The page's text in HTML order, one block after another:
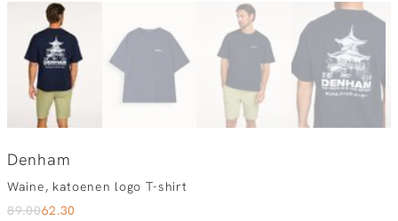
Denham
Waine, katoenen logo T-shirt
89.0062.30